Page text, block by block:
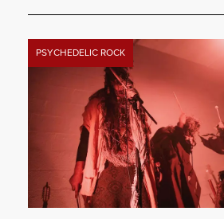
PSYCHEDELIC ROCK